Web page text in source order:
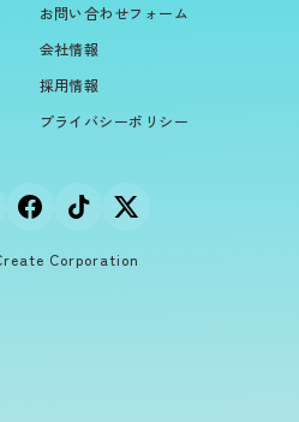
お問い合わせフォーム
会社情報
採用情報
プライバシーポリシー
Corporation